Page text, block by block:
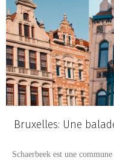
Bruxelles: Une
Schaerbeek est une